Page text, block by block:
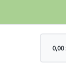
0,00